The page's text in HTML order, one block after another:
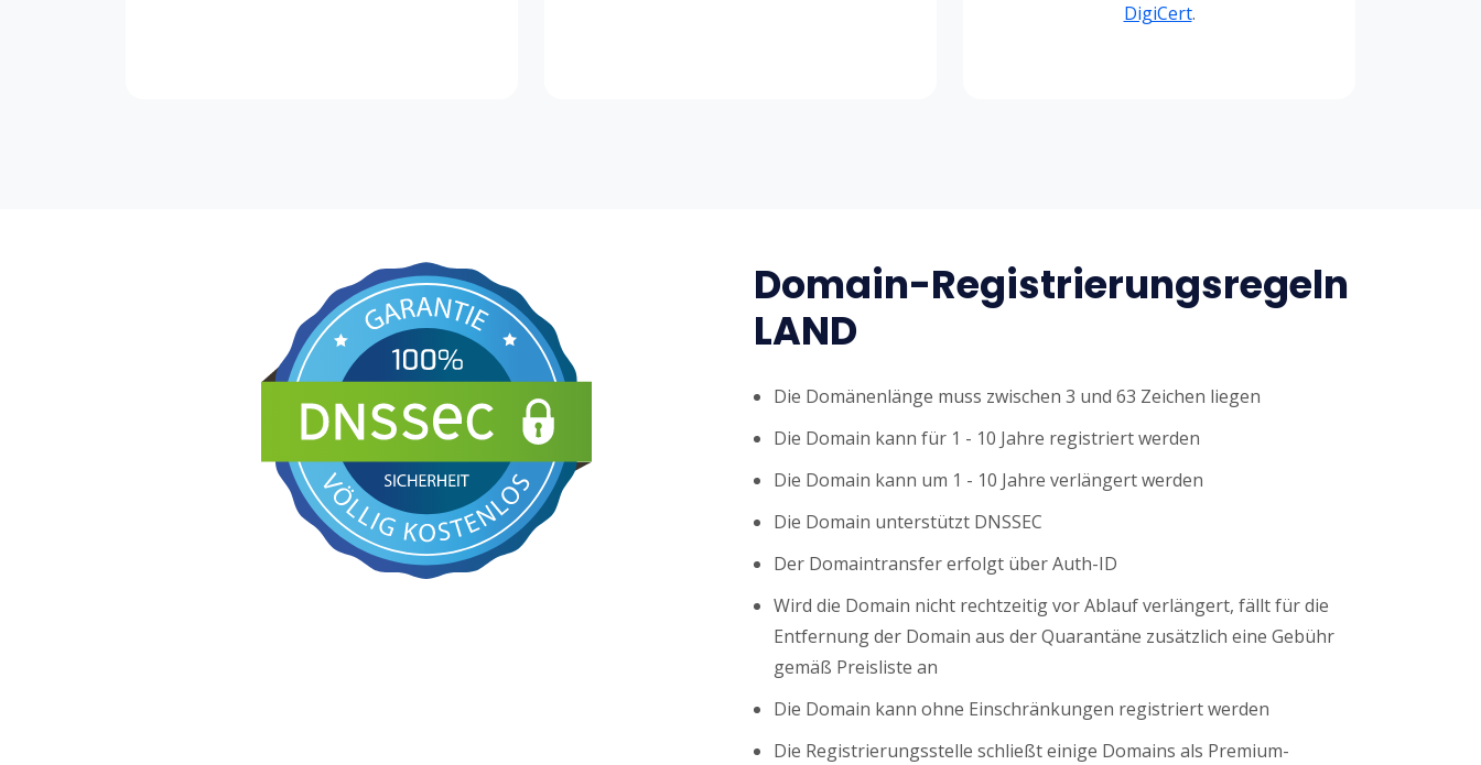
DigiCert.
Domain-Registrierungsregeln
LAND
Die Domänenlänge muss zwischen 3 und 63 Zeichen liegen
Die Domain kann für 1 - 10 Jahre registriert werden
Die Domain kann um 1 - 10 Jahre verlängert werden
Die Domain unterstützt DNSSEC
Der Domaintransfer erfolgt über Auth-ID
Wird die Domain nicht rechtzeitig vor Ablauf verlängert, fällt für die
Entfernung der Domain aus der Quarantäne zusätzlich eine Gebühr
gemäß Preisliste an
Die Domain kann ohne Einschränkungen registriert werden
Die Registrierungsstelle schließt einige Domains als Premium-